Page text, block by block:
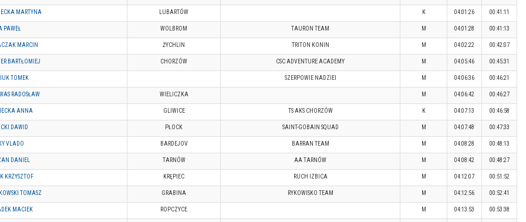
MARTYNA LUBARTÓW K 04:01:26 00:41:11
PAWEŁ WOLBROM TAURON TEAM M 04:01:28 00:41:13
MARCIN ŻYCHLIN TRITON KONIN M 04:02:22 00:42:07
BARTŁOMIEJ CHORZÓW CSC ADVENTURE ACADEMY M 04:05:46 00:45:31
TOMEK SZERPOWIE NADZIEI M 04:06:36 00:46:21
RADOSŁAW WIELICZKA M 04:06:42 00:46:27
ANNA GLIWICE TS AKS CHORZÓW K 04:07:13 00:46:58
DAWID PŁOCK SAINT-GOBAIN SQUAD M 04:07:48 00:47:33
VLADO BARDEJOV BARRAN TEAM M 04:08:28 00:48:13
DANIEL TARNÓW AA TARNÓW M 04:08:42 00:48:27
KRZYSZTOF KRĘPIEC RUCH IZBICA M 04:12:07 00:51:52
TOMASZ GRABINA RYKOWISKO TEAM M 04:12:56 00:52:41
MACIEK ROPCZYCE M 04:13:53 00:53:38